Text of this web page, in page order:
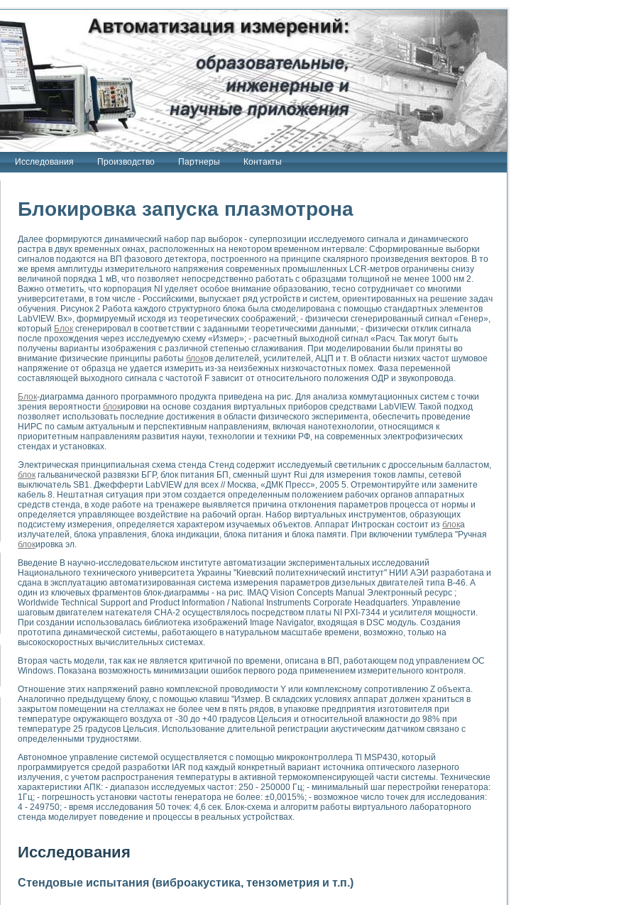
Исследования Производство Партнеры Контакты
"Сигнал-USB"
Интроскан
система
USB"
терапии серии СКАН
тензометрия и т.п.)
измерения параметров дизельных двигателей типа В-46
тяговых электродвигателей электровоза на базе устройств National Instruments
инструментов
элементной базы машин
module для моделирования электромагнитных процессов с целью отладки систем управления электрооборудованием на электроподвижном составе
скорости подвижного состава для тренажера машиниста состава
исследований в гиперзвуковых аэродинамических трубах
Nl SCXI для ультразвуковых контрольно-измерительных систем
сварных швов металлоконструкций
зрения в составе системы управления движением экраноплана
системы для лабораторных испытаний материалов методом акустической эмиссии
комплекс аппаратуры для определения тепловых и электрических характеристик и параметров силовых полупроводниковых приборов
процессов ДВС в динамических режимах
систем передачи данных
для исследования АЧХ и ФЧХ активных фильтров
для исследования параметров двухполюсников резонансным методом
операционных усилителей с применением аппаратно-программных средств NATIONAL INSTRUMENTS
на основе цифровой обработки выборок мгновенных значений
выравнивания электрических каналов
компенсации эхо-сигналов
математического моделирования сверхширокополосного стробоскопического осциллографа и исследования методов расширения его полосы
измерителя ВАХ фотоэлементов на базе виртуальных средств измерений
генератора сигналов - имитатора джиттера и измерителя параметров джиттера
модуля с высоким разрешением для создания SPICE- модели импульсного сигнала
радиолокационного сигнала и его FFT анализ в программной среде Lab VIEW 7.1
уравнений состояния для исследования переходных процессов в среде LabVIEW
для устройства сбора данных NI USB-6009
стенда для измерения относительного остаточного электросопротивления (RRR) сверхпроводников
построения картины возбуждения комбинационных колебаний в пространстве Ван Дер Поля
показателей качества электрической энергии
управления источником питания PSP 2010 фирмы GW INSTEK
амперных характеристик солнечных модулей на базе USB-6008
нано-, фемто-, биотехнологии и мехатроника
комплекс на базе LabVIEW для исследования наноструктур
и оптимизации тепловой обработки биопродуктов с применением современных информационных технологий и программных средств
функциональных возможностей алгоритма полигармонической экстраполяции
экономичного виртуального полярографа на основе платы USB 6008 в среде LabVIEW
макрочастиц в упорядоченных плазменно-пылевых структурах
Блокировка запуска плазмотрона
Далее формируются динамический набор пар выборок - суперпозиции исследуемого сигнала и динамического
растра в двух временных окнах, расположенных на некотором временном интервале: Сформированные выборки
сигналов подаются на ВП фазового детектора, построенного на принципе скалярного произведения векторов. В то
же время амплитуды измерительного напряжения современных промышленных LCR-метров ограничены снизу
величиной порядка 1 мВ, что позволяет непосредственно работать с образцами толщиной не менее 1000 нм 2.
Важно отметить, что корпорация NI уделяет особое внимание образованию, тесно сотрудничает со многими
университетами, в том числе - Российскими, выпускает ряд устройств и систем, ориентированных на решение задач
обучения. Рисунок 2 Работа каждого структурного блока была смоделирована с помощью стандартных элементов
LabVIEW. Вх», формируемый исходя из теоретических соображений; - физически сгенерированный сигнал «Генер»,
который Блок сгенерировал в соответствии с заданными теоретическими данными; - физически отклик сигнала
после прохождения через исследуемую схему «Измер»; - расчетный выходной сигнал «Расч. Так могут быть
получены варианты изображения с различной степенью сглаживания. При моделировании были приняты во
внимание физические принципы работы блоков делителей, усилителей, АЦП и т. В области низких частот шумовое
напряжение от образца не удается измерить из-за неизбежных низкочастотных помех. Фаза переменной
составляющей выходного сигнала с частотой F зависит от относительного положения ОДР и звукопровода.
Блок-диаграмма данного программного продукта приведена на рис. Для анализа коммутационных систем с точки
зрения вероятности блокировки на основе создания виртуальных приборов средствами LabVIEW. Такой подход
позволяет использовать последние достижения в области физического эксперимента, обеспечить проведение
НИРС по самым актуальным и перспективным направлениям, включая нанотехнологии, относящимся к
приоритетным направлениям развития науки, технологии и техники РФ, на современных электрофизических
стендах и установках.
Электрическая принципиальная схема стенда Стенд содержит исследуемый светильник с дроссельным балластом,
блок гальванической развязки БГР, блок питания БП, сменный шунт Rui для измерения токов лампы, сетевой
выключатель SB1. Джефферти LabVIEW для всех // Москва, «ДМК Пресс», 2005 5. Отремонтируйте или замените
кабель 8. Нештатная ситуация при этом создается определенным положением рабочих органов аппаратных
средств стенда, в ходе работе на тренажере выявляется причина отклонения параметров процесса от нормы и
определяется управляющее воздействие на рабочий орган. Набор виртуальных инструментов, образующих
подсистему измерения, определяется характером изучаемых объектов. Аппарат Интроскан состоит из блока
излучателей, блока управления, блока индикации, блока питания и блока памяти. При включении тумблера "Ручная
блокировка эл.
Введение В научно-исследовательском институте автоматизации экспериментальных исследований
Национального технического университета Украины "Киевский политехнический институт" НИИ АЭИ разработана и
сдана в эксплуатацию автоматизированная система измерения параметров дизельных двигателей типа В-46. А
один из ключевых фрагментов блок-диаграммы - на рис. IMAQ Vision Concepts Manual Электронный ресурс ;
Worldwide Technical Support and Product Information / National Instruments Corporate Headquarters. Управление
шаговым двигателем натекателя СНА-2 осуществлялось посредством платы NI PXI-7344 и усилителя мощности.
При создании использовалась библиотека изображений Image Navigator, входящая в DSC модуль. Создания
прототипа динамической системы, работающего в натуральном масштабе времени, возможно, только на
высокоскоростных вычислительных системах.
Вторая часть модели, так как не является критичной по времени, описана в ВП, работающем под управлением ОС
Windows. Показана возможность минимизации ошибок первого рода применением измерительного контроля.
Отношение этих напряжений равно комплексной проводимости Y или комплексному сопротивлению Z объекта.
Аналогично предыдущему блоку, с помощью клавиш "Измер. В складских условиях аппарат должен храниться в
закрытом помещении на стеллажах не более чем в пять рядов, в упаковке предприятия изготовителя при
температуре окружающего воздуха от -30 до +40 градусов Цельсия и относительной влажности до 98% при
температуре 25 градусов Цельсия. Использование длительной регистрации акустическим датчиком связано с
определенными трудностями.
Автономное управление системой осуществляется с помощью микроконтроллера Tl MSP430, который
программируется средой разработки IAR под каждый конкретный вариант источника оптического лазерного
излучения, с учетом распространения температуры в активной термокомпенсирующей части системы. Технические
характеристики АПК: - диапазон исследуемых частот: 250 - 250000 Гц; - минимальный шаг перестройки генератора:
1Гц; - погрешность установки частоты генератора не более: ±0,0015%; - возможное число точек для исследования:
4 - 249750; - время исследования 50 точек: 4,6 сек. Блок-схема и алгоритм работы виртуального лабораторного
стенда моделирует поведение и процессы в реальных устройствах.
Исследования
Стендовые испытания (виброакустика, тензометрия и т.п.)